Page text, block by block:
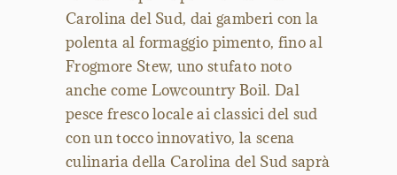
Carolina del Sud, dai gamberi con la
polenta al formaggio pimento, fino al
Frogmore Stew, uno stufato noto
anche come Lowcountry Boil. Dal
pesce fresco locale ai classici del sud
con un tocco innovativo, la scena
culinaria della Carolina del Sud saprà